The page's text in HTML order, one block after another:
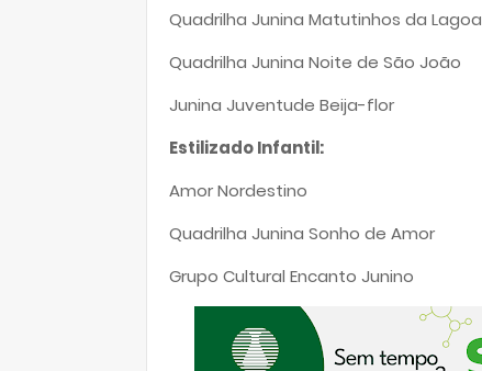
Quadrilha Junina Matutinhos da Lagoa
Quadrilha Junina Noite de São João
Junina Juventude Beija-flor
Estilizado Infantil:
Amor Nordestino
Quadrilha Junina Sonho de Amor
Grupo Cultural Encanto Junino